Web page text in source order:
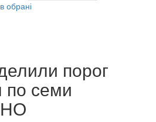
обрані
порог
по семи